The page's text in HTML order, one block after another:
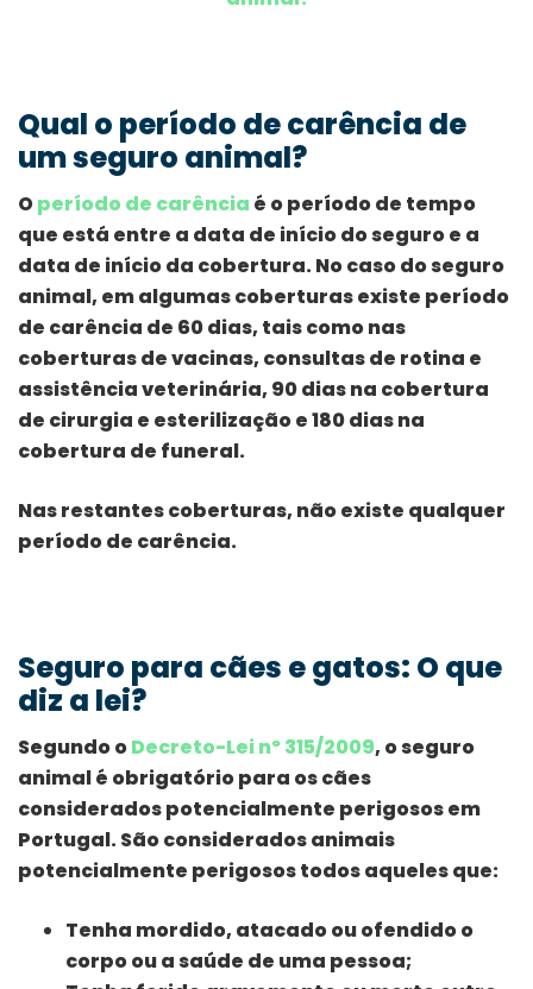
Qual o período de carência de
um seguro animal?
Operíodo de carência é o período de tempo
que está entre a data de início do seguro e a
data de início da cobertura. No caso do seguro
animal, em algumas coberturas existe período
de carência de 60 dias, tais como nas
coberturas de vacinas, consultas de rotina e
assistência veterinária, 90 dias na cobertura
de cirurgia e esterilização e 180 dias na
cobertura de funeral.
Nas restantes coberturas, não existe qualquer
período de carência.
Seguro para cães e gatos: O que
diz a lei?
Segundo oDecreto-Lei nº 315/2009, o seguro
animal é obrigatório para os cães
considerados potencialmente perigosos em
Portugal. São considerados animais
potencialmente perigosos todos aqueles que:
Tenha mordido, atacado ou ofendido o
corpo ou a saúde de uma pessoa;